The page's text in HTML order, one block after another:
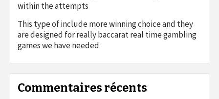
within the attempts
This type of include more winning choice and they
are designed for really baccarat real time gambling
games we have needed
Commentaires récents